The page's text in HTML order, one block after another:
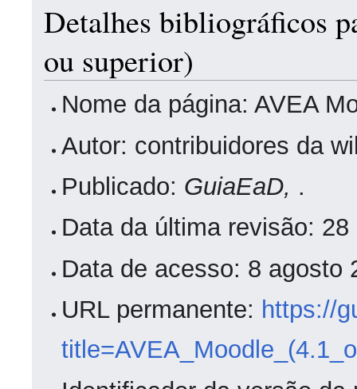
Detalhes bibliográficos
ou superior)
Nome da página: AVEA
Autor: contribuidores da
Publicado: GuiaEaD, .
Data da última revisão:
Data de acesso: 8 agosto
URL permanente: https://